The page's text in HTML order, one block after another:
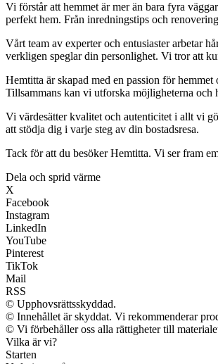
Vi förstår att hemmet är mer än bara fyra
perfekt hem. Från inredningstips och
Vårt team av experter och entusiaster arbetar
verkligen speglar din personlighet. Vi tror att
Hemtitta är skapad med en passion för
Tillsammans kan vi utforska möjligheterna och
Vi värdesätter kvalitet och autenticitet i allt vi
att stödja dig i varje steg av din bostadsresa.
Tack för att du besöker Hemtitta. Vi ser fram
Dela och sprid värme
X
Facebook
Instagram
LinkedIn
YouTube
Pinterest
TikTok
Mail
RSS
© Upphovsrättsskyddad.
© Innehållet är skyddat. Vi rekommenderar
© Vi förbehåller oss alla rättigheter till
Vilka är vi?
Starten